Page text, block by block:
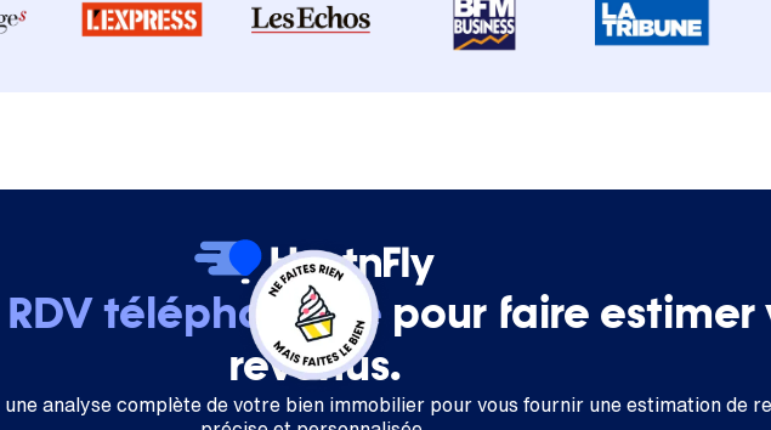
RDV téléphonique pour faire estimer
revenus.
analyse complète de votre bien immobilier pour vous fournir une estimation de